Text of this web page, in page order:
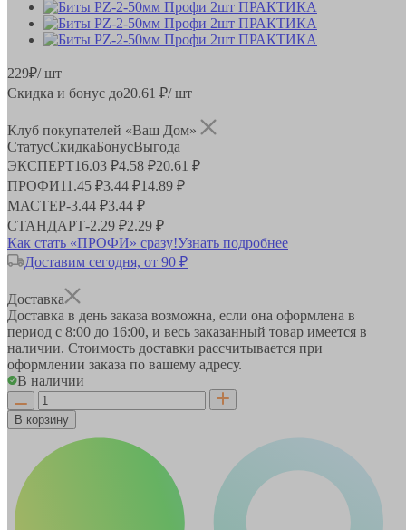
229₽/ шт
Скидка и бонус до20.61 ₽/ шт
Клуб покупателей «Ваш Дом»
СтатусСкидкаБонусВыгода
ЭКСПЕРТ16.03 ₽4.58 ₽20.61 ₽
ПРОФИ11.45 ₽3.44 ₽14.89 ₽
МАСТЕР-3.44 ₽3.44 ₽
СТАНДАРТ-2.29 ₽2.29 ₽
Как стать «ПРОФИ» сразу!Узнать подробнее
Доставим сегодня, от 90 ₽
Доставка
Доставка в день заказа возможна, если она оформлена в
период с 8:00 до 16:00, и весь заказанный товар имеется в
наличии. Стоимость доставки рассчитывается при
оформлении заказа по вашему адресу.
В наличии
В корзину